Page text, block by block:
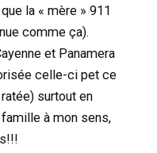
la « mère » 911
comme ça).
et Panamera
celle-ci pet ce
surtout en
à mon sens,